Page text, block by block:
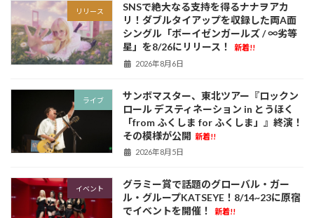
リリース
SNSで絶大なる支持を得るナナヲアカ
リ！ダブルタイアップを収録した両A面
シングル「ボーイゼンガールズ / ∞劣等
星」を8/26にリリース！
新着!!
2026年8月6日
ライブ
サンボマスター、東北ツアー『ロックン
ロール デスティネーション in とうほく
「from ふくしま for ふくしま」』終演！
その模様が公開 新着!!
2026年8月5日
イベント
グラミー賞で話題のグローバル・ガー
ル・グループKATSEYE！8/14~23に原宿
でイベントを開催！
新着!!